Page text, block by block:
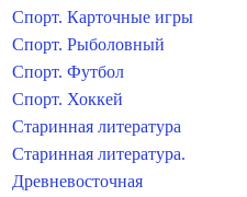
Спорт. Карточные игры
Спорт. Рыболовный
Спорт. Футбол
Спорт. Хоккей
Старинная литература
Старинная литература.
Древневосточная